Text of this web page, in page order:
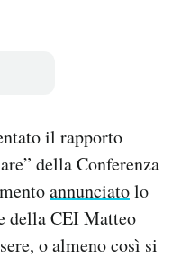
il rapporto
della Conferenza
annunciatolo
della CEI Matteo
o almeno così si